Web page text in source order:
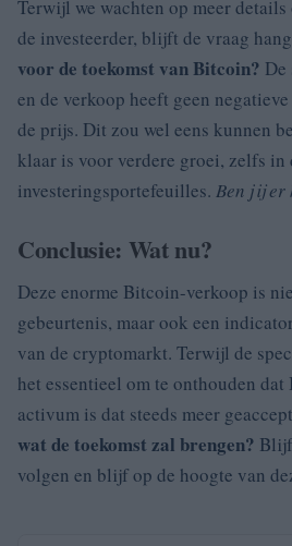
Terwijl we wachten op meer
de investeerder, blijft de vraag
voor de toekomst van Bitcoin?
en de verkoop heeft geen
de prijs. Dit zou wel eens kunnen
klaar is voor verdere groei, zelfs in
investeringsportefeuilles. Ben jij er
Conclusie: Wat nu?
Deze enorme Bitcoin-verkoop is
gebeurtenis, maar ook een
van de cryptomarkt. Terwijl de
het essentieel om te onthouden
activum is dat steeds meer
wat de toekomst zal brengen?
volgen en blijf op de hoogte van